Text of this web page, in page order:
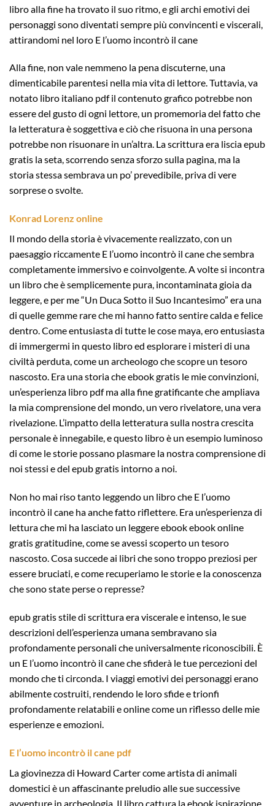
libro alla fine ha trovato il suo ritmo, e gli archi emotivi dei
personaggi sono diventati sempre più convincenti e viscerali,
attirandomi nel loro E l’uomo incontrò il cane
Alla fine, non vale nemmeno la pena discuterne, una
dimenticabile parentesi nella mia vita di lettore. Tuttavia, va
notato libro italiano pdf il contenuto grafico potrebbe non
essere del gusto di ogni lettore, un promemoria del fatto che
la letteratura è soggettiva e ciò che risuona in una persona
potrebbe non risuonare in un’altra. La scrittura era liscia epub
gratis la seta, scorrendo senza sforzo sulla pagina, ma la
storia stessa sembrava un po’ prevedibile, priva di vere
sorprese o svolte.
Konrad Lorenz online
Il mondo della storia è vivacemente realizzato, con un
paesaggio riccamente E l’uomo incontrò il cane che sembra
completamente immersivo e coinvolgente. A volte si incontra
un libro che è semplicemente pura, incontaminata gioia da
leggere, e per me “Un Duca Sotto il Suo Incantesimo” era una
di quelle gemme rare che mi hanno fatto sentire calda e felice
dentro. Come entusiasta di tutte le cose maya, ero entusiasta
di immergermi in questo libro ed esplorare i misteri di una
civiltà perduta, come un archeologo che scopre un tesoro
nascosto. Era una storia che ebook gratis le mie convinzioni,
un’esperienza libro pdf ma alla fine gratificante che ampliava
la mia comprensione del mondo, un vero rivelatore, una vera
rivelazione. L’impatto della letteratura sulla nostra crescita
personale è innegabile, e questo libro è un esempio luminoso
di come le storie possano plasmare la nostra comprensione di
noi stessi e del epub gratis intorno a noi.
Non ho mai riso tanto leggendo un libro che E l’uomo
incontrò il cane ha anche fatto riflettere. Era un’esperienza di
lettura che mi ha lasciato un leggere ebook ebook online
gratis gratitudine, come se avessi scoperto un tesoro
nascosto. Cosa succede ai libri che sono troppo preziosi per
essere bruciati, e come recuperiamo le storie e la conoscenza
che sono state perse o represse?
epub gratis stile di scrittura era viscerale e intenso, le sue
descrizioni dell’esperienza umana sembravano sia
profondamente personali che universalmente riconoscibili. È
un E l’uomo incontrò il cane che sfiderà le tue percezioni del
mondo che ti circonda. I viaggi emotivi dei personaggi erano
abilmente costruiti, rendendo le loro sfide e trionfi
profondamente relatabili e online come un riflesso delle mie
esperienze e emozioni.
E l’uomo incontrò il cane pdf
La giovinezza di Howard Carter come artista di animali
domestici è un affascinante preludio alle sue successive
avventure in archeologia. Il libro cattura la ebook ispirazione